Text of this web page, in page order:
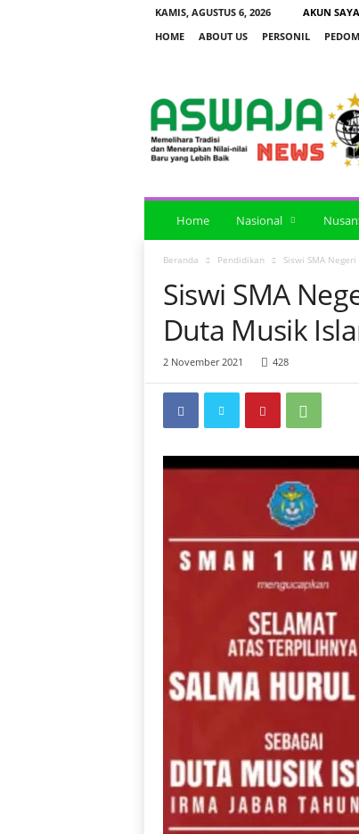
KAMIS, AGUSTUS 6, 2026
AKUN SAYA
HOME
ABOUT US PERSONIL
n
w
Home Nasional
Beranda Pendidikan Siswi SMA
Siswi SMA
Duta Musik
2 November 2021 428